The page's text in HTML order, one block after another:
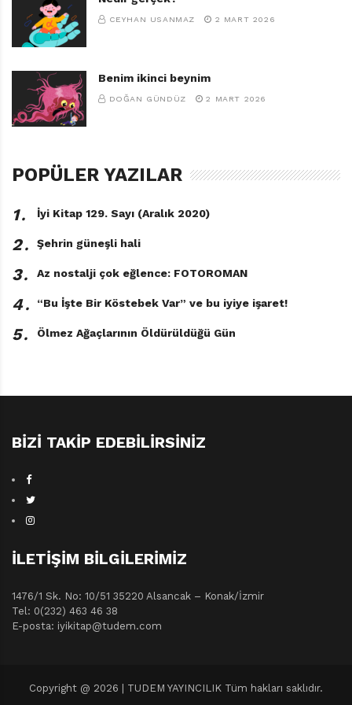
On8 Kitap, 256 sayfa
UZAKTA
CEYHAN USANMAZ 2 MART 2026
Benim ikinci beynim
DOĞAN GÜNDÜZ 2 MART 2026
POPÜLER YAZILAR
1․ İyi Kitap 129. Sayı (Aralık 2020)
2․ Şehrin güneşli hali
3․ Az nostalji çok eğlence: FOTOROMAN
4․ “Bu İşte Bir Köstebek Var” ve bu iyiye işaret!
5․ Ölmez Ağaçlarının Öldürüldüğü Gün
BIZI TAKIP EDEBILIRSINIZ
İLETIŞIM BILGILERIMIZ
1476/1 Sk. No: 10/51 35220 Alsancak – Konak/İzmir
Tel: 0(232) 463 46 38
E-posta: iyikitap@tudem.com
Copyright @ 2026 | TUDEM YAYINCILIK Tüm hakları saklıdır.